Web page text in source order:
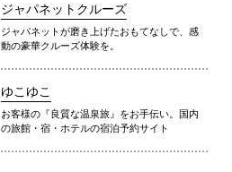
ジャパネットクルーズ
ジャパネットが磨き上げたおもてなしで、感
動の豪華クルーズ体験を。
ゆこゆこ
お客様の『良質な温泉旅』をお手伝い。国内
の旅館・宿・ホテルの宿泊予約サイト